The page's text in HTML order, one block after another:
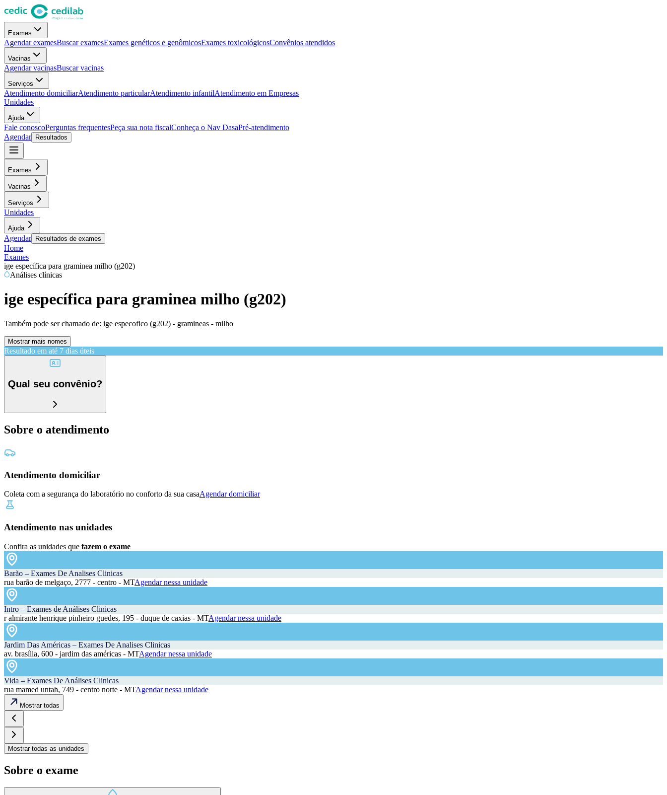
Exames
Agendar examesBuscar examesExames genéticos e genômicosExames toxicológicosConvênios atendidos
Vacinas
Agendar vacinasBuscar vacinas
Serviços
Atendimento domiciliarAtendimento particularAtendimento infantilAtendimento em Empresas
Unidades
Ajuda
Fale conoscoPerguntas frequentesPeça sua nota fiscalConheça o Nav DasaPré-atendimento
Agendar
Resultados
Exames
Vacinas
Serviços
Unidades
Ajuda
Agendar Resultados de exames
Home
Exames
ige específica para graminea milho (g202)
Análises clínicas
ige específica para graminea milho (g202)
Também pode ser chamado de: ige especofico (g202) - gramineas - milho
Mostrar mais nomes
Resultado em até 7 dias úteis
Qual seu convênio?
Sobre o atendimento
Atendimento domiciliar
Coleta com a segurança do laboratório no conforto da sua casaAgendar domiciliar
Atendimento nas unidades
Confira as unidades que fazem o exame
Barão – Exames De Analises Clinicas
rua barão de melgaço, 2777 - centro - MTAgendar nessa unidade
Intro – Exames de Análises Clinicas
r almirante henrique pinheiro guedes, 195 - duque de caxias - MTAgendar nessa unidade
Jardim Das Américas – Exames De Analises Clinicas
av. brasília, 600 - jardim das américas - MTAgendar nessa unidade
Vida – Exames De Análises Clinicas
rua mamed untah, 749 - centro norte - MTAgendar nessa unidade
Mostrar todas
Mostrar todas as unidades
Sobre o exame